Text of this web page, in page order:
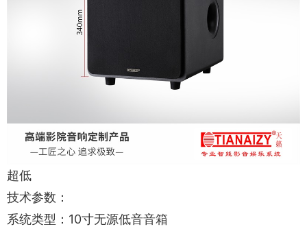
超低
技术参数：
系统类型：10寸无源低音音箱